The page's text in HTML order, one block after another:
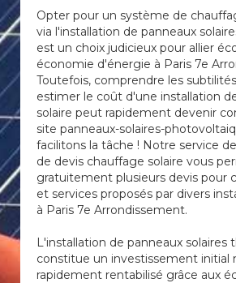
Opter pour un système de
via l'installation de panneaux
est un choix judicieux pour allier
économie d'énergie à Paris 7e
Toutefois, comprendre les
estimer le coût d'une installation
solaire peut rapidement devenir
site panneaux-solaires-
facilitons la tâche ! Notre service
de devis chauffage solaire vous
gratuitement plusieurs devis pour
et services proposés par divers
à Paris 7e Arrondissement.
L'installation de panneaux solaires
constitue un investissement initial
rapidement rentabilisé grâce aux